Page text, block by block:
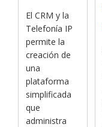
El CRM y la
Telefonía IP
permite la
creación de
una
plataforma
simplificada
que
administra